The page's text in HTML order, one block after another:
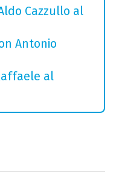
Cazzullo al
Antonio
al